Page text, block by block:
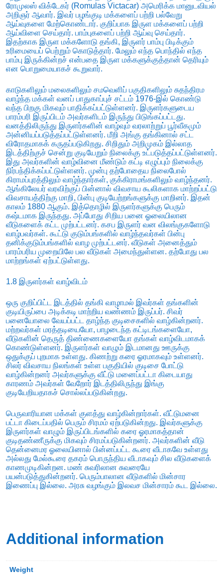
ரோமுலஸ் விக்டேகர் (Romulas Victacar) அமெரிக்க மானுடவியல்
அறிஞர் ஆவார். இவர் பழங்குடி மக்களைப் பற்றி பல்வேறு
ஆய்வுகளை மேற்கொண்டார். குறிப்பாக இருள மக்களைப் பற்றி
ஆய்விளை செய்தார். பாம்புகளைப் பற்றி ஆய்வு செய்தார்.
இதற்காக இருள மக்களோடு தங்கி, இருளர் பாம்பு பிடிக்கும்
உரிமையைப் பெற்றும் கொடுத்தார். மேலும் எந்த பொந்தில் எந்த
பாம்பு இருக்கின்றச் என்பதை இருள மக்களுக்குத்தான் தெரியும்
என பொறுமையாகச் கூறுவார்.
காடுகளிலும் மலைகளிலும் சமவெளிப் பகுதிகளிலும் சுதந்திரம
வாழ்ந்த மக்கள் வனப் பாதுகாப்புச் சட்டம் 1976-இல் கொண்டு
வந்த பிறகு மிகவும் பாதிக்கப்பட்டுள்ளனர். இருளர்களுடைய
பாரம்பரி இருப்பிடம் அவர்களிடம் இருந்து பிடுங்கப்பட்டது.
வனத்திலிருந்து இருளர்களின் வாழ்வும் வரலாற்றுப் பூர்வீகமும்
அன்னியப்படுத்தப்பட்டுள்ளனர். மீறி அங்கு தங்கினால் சட்ட
விரோதமாகக் கருதப்படுகிறது. சிறிதும் அறிமுகம் இல்லாத
இடத்திற்குச் சென்று குடியேறும் நிலைக்கு உட்படுத்தப்பட்டுள்ளனர்.
இது அவர்களின் வாழ்வினை மீண்டும் கட்டி எழுப்பும் நிலைக்கு
நிர்பந்திக்கப்பட்டுள்ளனர். முன்பு தற்போதைய நிலைபோல்
கிராமப்புரத்திலும் வாழ்ந்தார்கள், குக்கிராமங்களிலும் வாழ்ந்தனர்.
ஆங்கிலேயர் வரவிற்குப் பின்னால் விவசாய கூலிகளாக மாற்றப்பட்டு
விவசாயத்திற்கு மாறி, பின்பு குடியேற்றங்களுக்கு மாறினர். இதன்
காலம் 1880 ஆகும். இத்தொழில் இருளர்களுக்கு பெரும்
கஷ்டமாக இருந்தது. அப்போது சிறிய பனை ஓலையிலான
வீடுகளைக் கட்ட முற்பட்டனர். கசப இருளர் வன விலங்குகளோடு
வாழ்பவர்கள். கூட்டு குடும்பங்களில் வாழ்ந்தவர்கள் பின்பு
தனிக்குடும்பங்களில் வாழ முற்பட்டனர். வீடுகள் அனைத்தும்
பாரம்பரிய முறையிலே பல வீடுகள் அமைந்துள்ளன. தற்போது பல
மாற்றங்கள் ஏற்பட்டுள்ளது.
1.8 இருளர்கள் வாழ்விடம்
ஒரு குறிப்பிட்ட இடத்தில் தங்கி வாழாமல் இவர்கள் தங்களின்
குடியிருப்பை அடிக்கடி மாற்றிய வண்ணம் இருப்பர். சிவர்
பனையோலை வேயப்பட்ட தாழ்ந்த குடிசைகளில் வாழ்கின்றனர்.
மற்றவர்கள் மரத்தடியையோ, பாழடைந்த கட்டிடங்களையோ,
வீடுகளின் தெருத் திண்ணைகளையோ தங்கள் வாழ்விடமாகக்
கொண்டுள்ளனர். இருளர்கள் வாழும் இடமானது ஊருக்கு
ஒதுக்குப் புறமாக உள்ளது. கிணற்று கரை ஓரமாகவும் உள்ளனர்.
சிலர் விவசாய நிலங்கள் உள்ள பகுதியில் குடிசை போட்டு
வாழ்கின்றனர் அவர்களுக்கு வீட்டு மனைப்பட்டா கிடையாது
காரணம் அவர்கள் வேறோர் இடத்திலிருந்து இங்கு
குடியேறியதாகச் சொல்லப்படுகின்றது.
பெருவாரியான மக்கள் குளத்து வாழ்கின்றார்கள். வீட்டுமனை
பட்டா கிடைப்பதில் பெரும் சிரமம் ஏற்படுகின்றது. இவர்களுக்கு
இருளர்கள் வாழும் இருப்பிடங்களில் கரை ஓரமாகத்தான்
குடிதண்ணீருக்கு மிகவும் சிரமப்படுகின்றனர். அவர்களின் வீடு
தென்னைமர ஓலையினால் பின்னப்பட்ட கூரை வீடாகவே உள்ளது
அல்லது மேல்கூரை தகரம் பொருந்திய வீடாகவும் சில வீடுகளைக்
காணமுடிகின்றன. மண் சுவரிலான சுவரையே
பயன்படுத்துகின்றனர். பெரும்பாலான வீடுகளில் மின்சார
இணைப்பு இல்லை. அரசு வழங்கும் இலவச மின்சாரம் கூட இல்லை.
Additional information
Weight